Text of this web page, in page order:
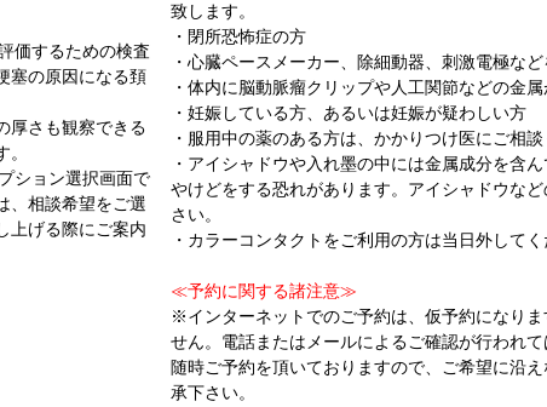
価するための検査
塞の原因になる頚
厚さも観察できる
。
ション選択画面で
、相談希望をご選
上げる際にご案内
致します。
・閉所恐怖症の方
・心臓ペースメーカー、除細動器、刺激電極な
・体内に脳動脈瘤クリップや人工関節などの金
・妊娠している方、あるいは妊娠が疑わしい方
・服用中の薬のある方は、かかりつけ医にご相談
・アイシャドウや入れ墨の中には金属成分を含
やけどをする恐れがあります。アイシャドウな
さい。
・カラーコンタクトをご利用の方は当日外してく
≪予約に関する諸注意≫
※インターネットでのご予約は、仮予約になり
せん。電話またはメールによるご確認が行われて
随時ご予約を頂いておりますので、ご希望に沿
承下さい。